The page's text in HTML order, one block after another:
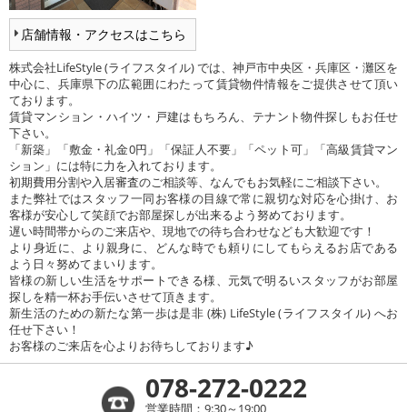
店舗情報・アクセスはこちら
株式会社LifeStyle (ライフスタイル) では、神戸市中央区・兵庫区・灘区を
中心に、兵庫県下の広範囲にわたって賃貸物件情報をご提供させて頂い
ております。
賃貸マンション・ハイツ・戸建はもちろん、テナント物件探しもお任せ
下さい。
「新築」「敷金・礼金0円」「保証人不要」「ペット可」「高級賃貸マン
ション」には特に力を入れております。
初期費用分割や入居審査のご相談等、なんでもお気軽にご相談下さい。
また弊社ではスタッフ一同お客様の目線で常に親切な対応を心掛け、お
客様が安心して笑顔でお部屋探しが出来るよう努めております。
遅い時間帯からのご来店や、現地での待ち合わせなども大歓迎です！
より身近に、より親身に、どんな時でも頼りにしてもらえるお店である
よう日々努めてまいります。
皆様の新しい生活をサポートできる様、元気で明るいスタッフがお部屋
探しを精一杯お手伝いさせて頂きます。
新生活のための新たな第一歩は是非 (株) LifeStyle (ライフスタイル) へお
任せ下さい！
お客様のご来店を心よりお待ちしております♪
078-272-0222
営業時間：9:30～19:00